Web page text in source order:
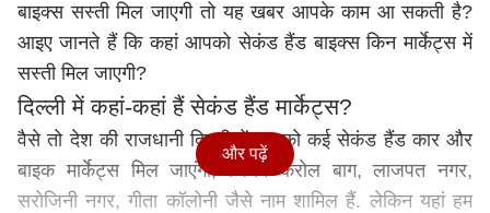
बाइक्स सस्ती मिल जाएगी तो यह खबर आपके काम आ सकती है?
आइए जानते हैं कि कहां आपको सेकंड हैंड बाइक्स किन मार्केट्स में
सस्ती मिल जाएगी?
दिल्ली में कहां-कहां हैं सेकंड हैंड मार्केट्स?
वैसे तो देश की राजधानी दिल्ली में आपको कई सेकंड हैंड कार और
बाइक मार्केट्स मिल जाएंगी, जिनमें करोल बाग, लाजपत नगर,
सरोजिनी नगर, गीता कॉलोनी जैसे नाम शामिल हैं. लेकिन यहां हम
और पढ़ें